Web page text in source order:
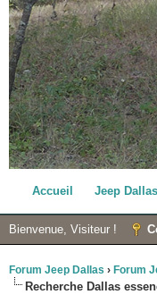
Accueil Jeep
Bienvenue, Visiteur !
Forum Jeep Dallas › Forum
Recherche Dallas